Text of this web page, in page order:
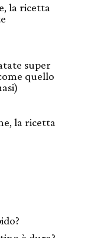
la ricetta
super
quello
la ricetta